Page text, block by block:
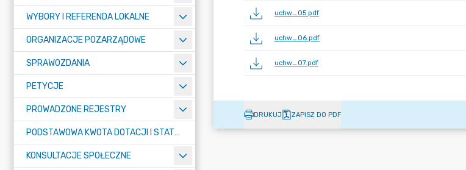
WYBORY I REFERENDA LOKALNE
ORGANIZACJE POZARZĄDOWE
SPRAWOZDANIA
PETYCJE
PROWADZONE REJESTRY
PODSTAWOWA KWOTA DOTACJI I STATYSTYCZNA LICZBA UCZNIÓW
KONSULTACJE SPOŁECZNE
uchw_05.pdf
uchw_06.pdf
uchw_07.pdf
DRUKUJ ZAPISZ DO PDF